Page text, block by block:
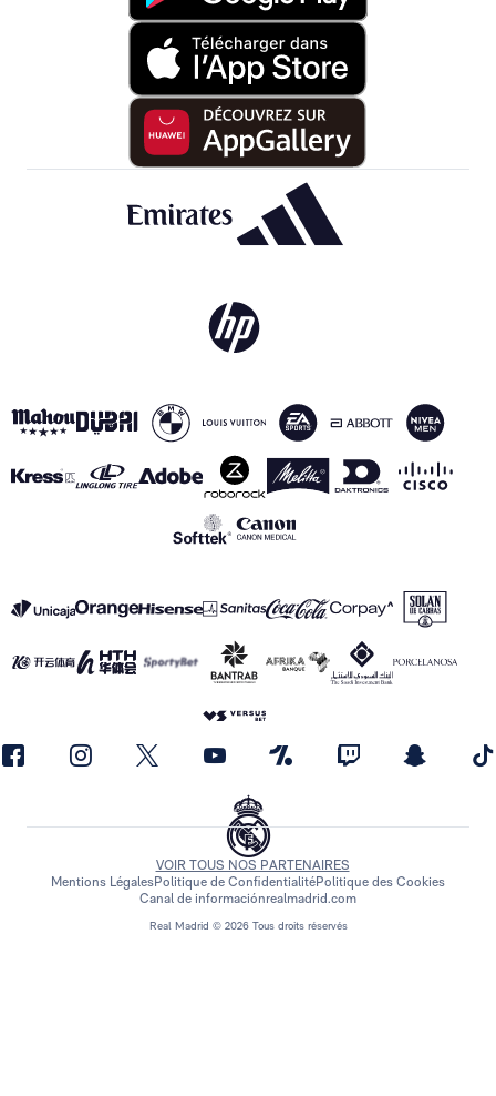
Real Madrid © 2026 Tous droits réservés
VOIR TOUS NOS PARTENAIRES
Mentions LégalesPolitique de ConfidentialitéPolitique des Cookies
Canal de informaciónrealmadrid.com